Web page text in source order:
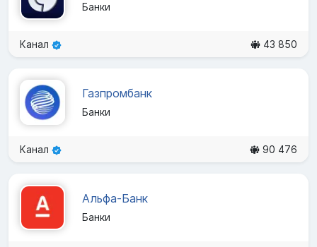
Банки
Канал 43 850
Газпромбанк
Банки
Канал 90 476
Альфа-Банк
Банки